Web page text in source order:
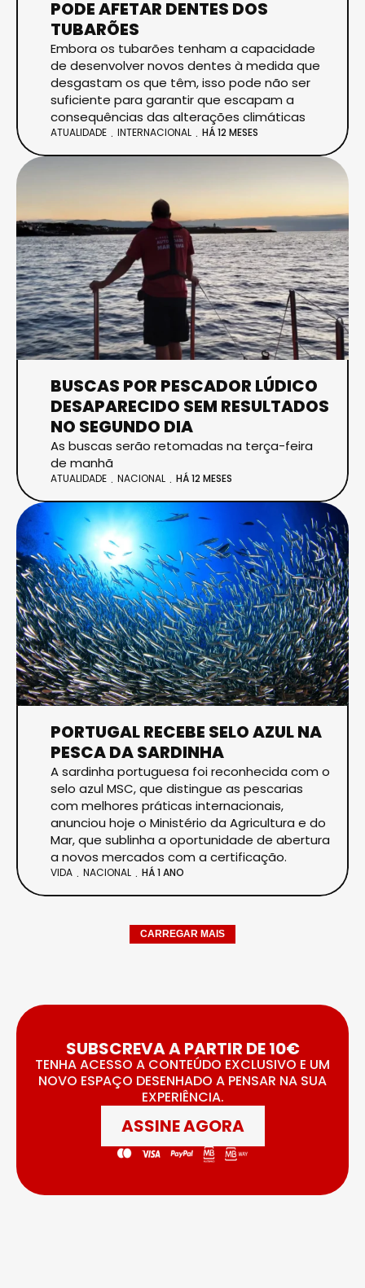
PODE AFETAR DENTES DOS
TUBARÕES
Embora os tubarões tenham a capacidade
de desenvolver novos dentes à medida que
desgastam os que têm, isso pode não ser
suficiente para garantir que escapam a
consequências das alterações climáticas
ATUALIDADE INTERNACIONAL HÁ 12 MESES
BUSCAS POR PESCADOR LÚDICO
DESAPARECIDO SEM RESULTADOS
NO SEGUNDO DIA
As buscas serão retomadas na terça-feira
de manhã
ATUALIDADE NACIONAL HÁ 12 MESES
PORTUGAL RECEBE SELO AZUL NA
PESCA DA SARDINHA
A sardinha portuguesa foi reconhecida com o
selo azul MSC, que distingue as pescarias
com melhores práticas internacionais,
anunciou hoje o Ministério da Agricultura e do
Mar, que sublinha a oportunidade de abertura
a novos mercados com a certificação.
VIDA NACIONAL HÁ 1 ANO
CARREGAR MAIS
SUBSCREVA A PARTIR DE 10€
TENHA ACESSO A CONTEÚDO EXCLUSIVO E UM
NOVO ESPAÇO DESENHADO A PENSAR NA SUA
EXPERIÊNCIA.
ASSINE AGORA